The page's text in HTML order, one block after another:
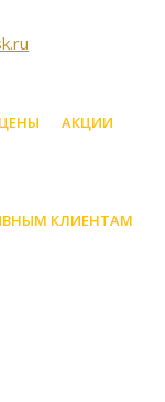
ЦЕНЫ АКЦИИ
КЛИЕНТАМ